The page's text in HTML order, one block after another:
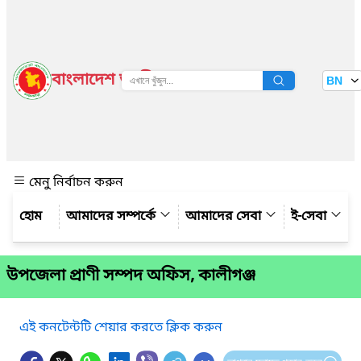
বাংলাদেশ জাতীয় তথ্য বাতায়ন BN
মেনু নির্বাচন করুন
আমাদের সম্পর্কে
আমাদের সেবা ই-সেবা
উপজেলা প্রাণী সম্পদ অফিস, কালীগঞ্জ
এই কনটেন্টটি শেয়ার করতে ক্লিক করুন